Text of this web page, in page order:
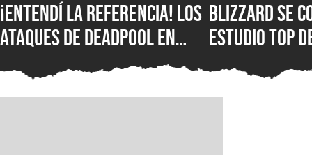
¡Entendí la referencia! Los
ataques de Deadpool en
Marvel Tokon: Fighting
Souls rinden homenaje a la
Blizzard se
estudio top
compañía
Diablo y